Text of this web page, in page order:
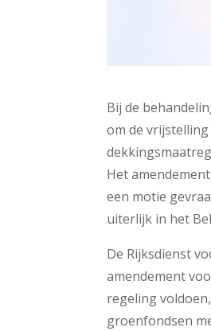
Bij de
om de
Het
een motie
uiterlijk in het
De Rijksdienst
amendement
regeling
groenfondsen